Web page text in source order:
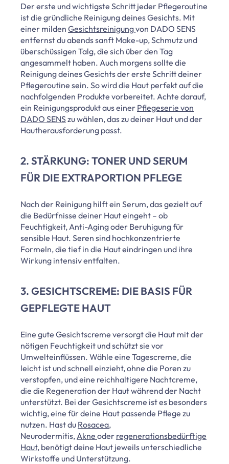
Der erste und wichtigste Schritt jeder Pflegeroutine
ist die gründliche Reinigung deines Gesichts. Mit
einer milden Gesichtsreinigungvon DADO SENS
entfernst du abends sanft Make-up, Schmutz und
überschüssigen Talg, die sich über den Tag
angesammelt haben. Auch morgens sollte die
Reinigung deines Gesichts der erste Schritt deiner
Pflegeroutine sein. So wird die Haut perfekt auf die
nachfolgenden Produkte vorbereitet. Achte darauf,
ein Reinigungsprodukt aus einer Pflegeserie von
DADO SENS zu wählen, das zu deiner Haut und der
Hautherausforderung passt.
2. STÄRKUNG: TONER UND SERUM
FÜR DIE EXTRAPORTION PFLEGE
Nach der Reinigung hilft ein Serum, das gezielt auf
die Bedürfnisse deiner Haut eingeht – ob
Feuchtigkeit, Anti-Aging oder Beruhigung für
sensible Haut. Seren sind hochkonzentrierte
Formeln, die tief in die Haut eindringen und ihre
Wirkung intensiv entfalten.
3. GESICHTSCREME: DIE BASIS FÜR
GEPFLEGTE HAUT
Eine gute Gesichtscreme versorgt die Haut mit der
nötigen Feuchtigkeit und schützt sie vor
Umwelteinflüssen. Wähle eine Tagescreme, die
leicht ist und schnell einzieht, ohne die Poren zu
verstopfen, und eine reichhaltigere Nachtcreme,
die die Regeneration der Haut während der Nacht
unterstützt. Bei der Gesichtscreme ist es besonders
wichtig, eine für deine Haut passende Pflege zu
nutzen. Hast du Rosacea,
Neurodermitis, Akne oder regenerationsbedürftige
Haut, benötigt deine Haut jeweils unterschiedliche
Wirkstoffe und Unterstützung.